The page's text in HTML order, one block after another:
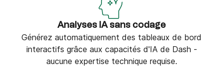
Analyses IA sans codage
Générez automatiquement des tableaux de bord
interactifs grâce aux capacités d'IA de Dash -
aucune expertise technique requise.